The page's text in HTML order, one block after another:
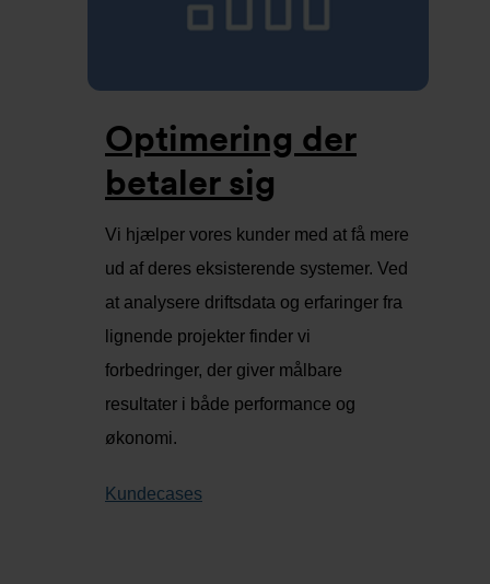
Optimering der
betaler sig
Vi hjælper vores kunder med at få mere
ud af deres eksisterende systemer. Ved
at analysere driftsdata og erfaringer fra
lignende projekter finder vi
forbedringer, der giver målbare
resultater i både performance og
økonomi.
Kundecases